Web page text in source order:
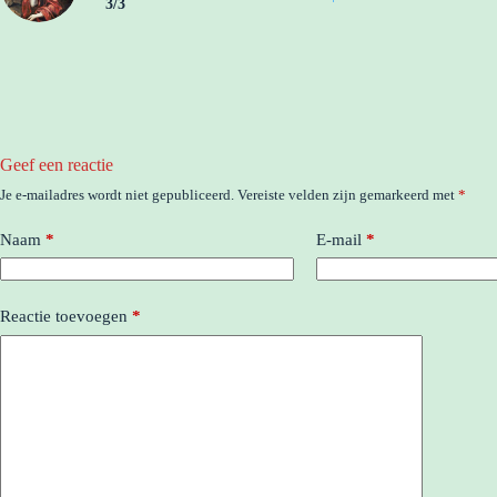
3/3
Geef een reactie
Je e-mailadres wordt niet gepubliceerd. Vereiste velden zijn gemarkeerd met *
Naam * E-mail *
Reactie toevoegen *